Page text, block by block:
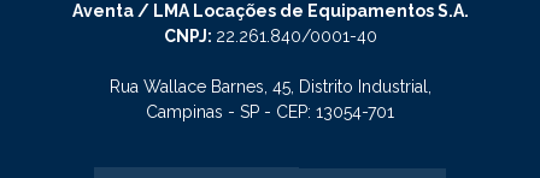
Aventa / LMA Locações de Equipamentos S.A.
CNPJ: 22.261.840/0001-40
Rua Wallace Barnes, 45, Distrito Industrial,
Campinas - SP - CEP: 13054-701